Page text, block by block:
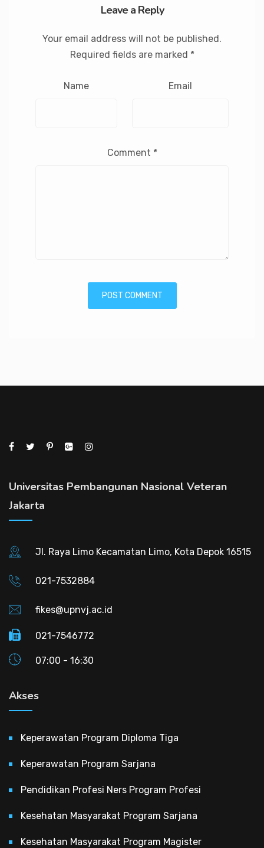
Leave a Reply
Your email address will not be published.
Required fields are marked *
Name Email
Comment *
Universitas Pembangunan Nasional Veteran
Jakarta
Jl. Raya Limo Kecamatan Limo, Kota Depok 16515
021-7532884
fikes@upnvj.ac.id
021-7546772
07:00 - 16:30
Akses
Keperawatan Program Diploma Tiga
Keperawatan Program Sarjana
Pendidikan Profesi Ners Program Profesi
Kesehatan Masyarakat Program Sarjana
Kesehatan Masyarakat Program Magister